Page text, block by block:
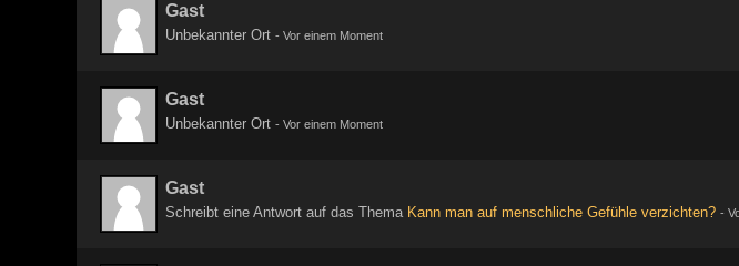
Gast
Unbekannter Ort - Vor einem Moment
Gast
Unbekannter Ort - Vor einem Moment
Gast
Schreibt eine Antwort auf das Thema Kann man auf menschliche Gefühle verzichten? -